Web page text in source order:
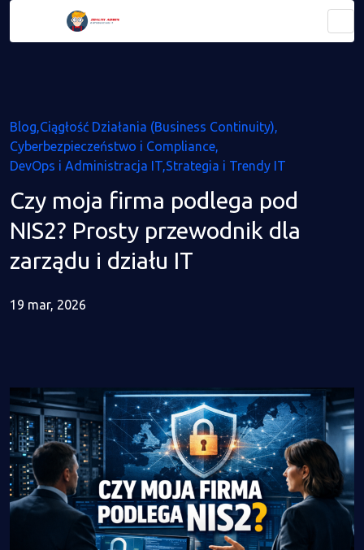
Blog Ciągłość Działania (Business Continuity)
Cyberbezpieczeństwo i Compliance
DevOps i Administracja IT Strategia i Trendy IT
Czy moja firma podlega pod
NIS2? Prosty przewodnik dla
zarządu i działu IT
19 mar, 2026